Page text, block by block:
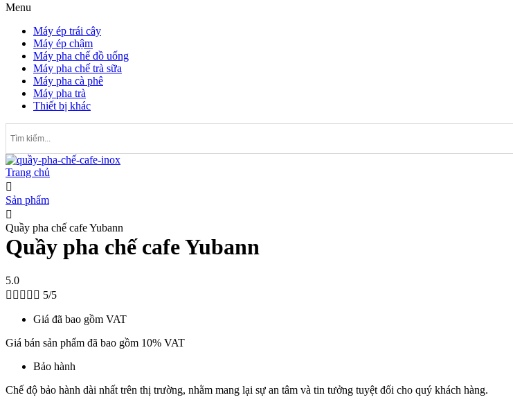
Menu
Máy ép trái cây
Máy ép chậm
Máy pha chế đồ uống
Máy pha chế trà sữa
Máy pha cà phê
Máy pha trà
Thiết bị khác
Trang chủ
Sản phẩm
Quầy pha chế cafe Yubann
Quầy pha chế cafe Yubann
5.0
     5/5
Giá đã bao gồm VAT
Giá bán sản phẩm đã bao gồm 10% VAT
Bảo hành
Chế độ bảo hành dài nhất trên thị trường, nhằm mang lại sự an tâm và tin tưởng tuyệt đối cho quý khách hàng.